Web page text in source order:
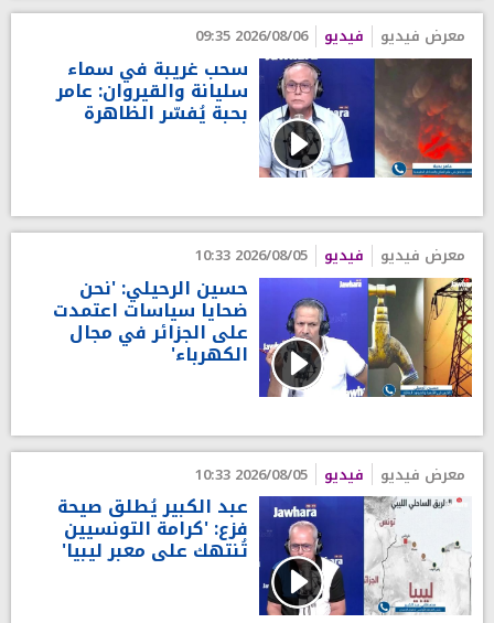
معرض فيديو فيديو 2026/08/06 09:35
سحب غريبة في سماء
سليانة والقيروان: عامر
بحبة يُفسّر الظاهرة
معرض فيديو فيديو 2026/08/05 10:33
حسين الرحيلي: 'نحن
ضحايا سياسات اعتمدت
على الجزائر في مجال
الكهرباء'
معرض فيديو فيديو 2026/08/05 10:33
عبد الكبير يُطلق صيحة
فزع: 'كرامة التونسيين
تُنتهك على معبر ليبيا'